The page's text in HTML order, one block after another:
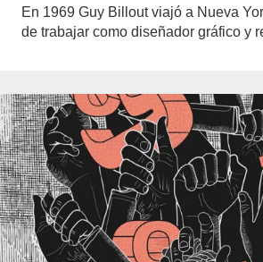
En 1969 Guy Billout viajó a Nueva
de trabajar como diseñador gráfico y